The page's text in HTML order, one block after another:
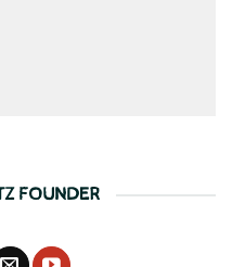
FOUNDER